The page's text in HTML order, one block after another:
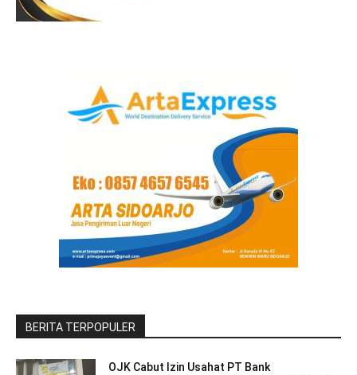
BERITA TERPOPULER
OJK Cabut Izin Usahat PT Bank